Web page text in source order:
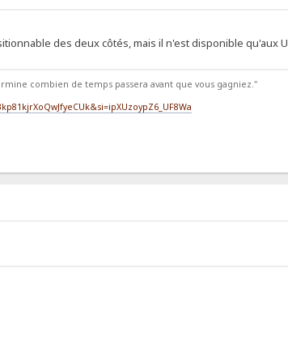
des deux côtés, mais il n'est disponible qu'aux
combien de temps passera avant que vous gagniez."